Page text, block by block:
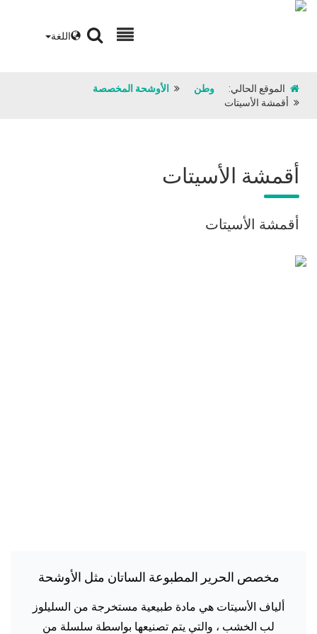
اللغة
الموقع الحالي: وطن
الأوشحة المخصصة
أقمشة الأسيتات
أقمشة الأسيتات
أقمشة الأسيتات
مخصص الحرير المطبوعة الساتان مثل الأوشحة
ألياف الأسيتات هي مادة طبيعية مستخرجة من السليلوز
لب الخشب ، والتي يتم تصنيعها بواسطة سلسلة من